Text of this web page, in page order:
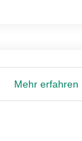
Mehr erfahren